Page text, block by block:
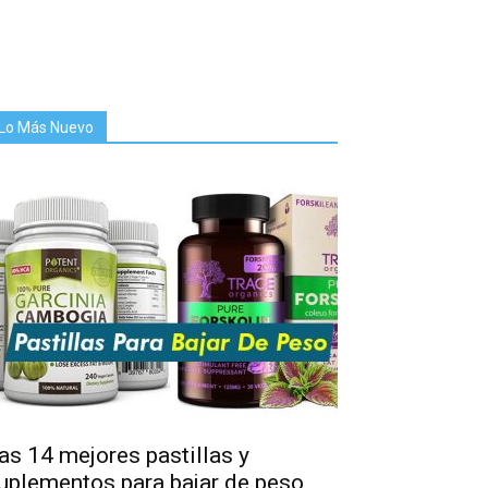
Más Nuevo
14 mejores pastillas y
para bajar de peso